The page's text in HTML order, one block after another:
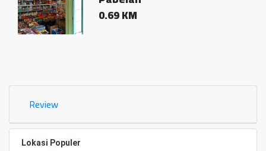
0.69 KM
Review
Lokasi Populer